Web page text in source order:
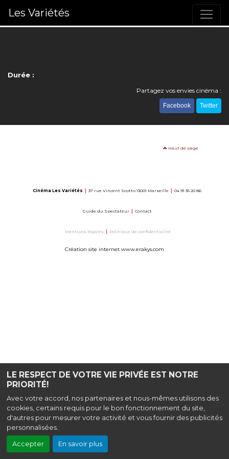
LE RESPECT DE VOTRE VIE PRIVÉE EST NOTRE
PRIORITÉ!
Avec votre accord, nos partenaires et nous-mêmes utilisons des
cookies, certains requis pour le bon fonctionnement du site,
d'autres pour mesurer votre activité et vous fournir des publicités
personnalisées.
Accepter En savoir plus
Les Variétés
Durée :
Partagez vos envies cinéma :
Facebook Twitter
Haut de page
Cinéma Les Variétés 37 rue Vincent Scotto 13001 Marseille 04 91 35 20 86
Guide du Spectateur Contact
Mentions légales Politique de confidentialité
Création site internet www.erakys.com